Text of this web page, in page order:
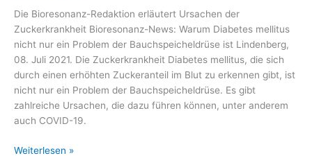
Die Bioresonanz-Redaktion erläutert Ursachen der
Zuckerkrankheit Bioresonanz-News: Warum Diabetes mellitus
nicht nur ein Problem der Bauchspeicheldrüse ist Lindenberg,
08. Juli 2021. Die Zuckerkrankheit Diabetes mellitus, die sich
durch einen erhöhten Zuckeranteil im Blut zu erkennen gibt, ist
nicht nur ein Problem der Bauchspeicheldrüse. Es gibt
zahlreiche Ursachen, die dazu führen können, unter anderem
auch COVID-19.
Warum
Weiterlesen »